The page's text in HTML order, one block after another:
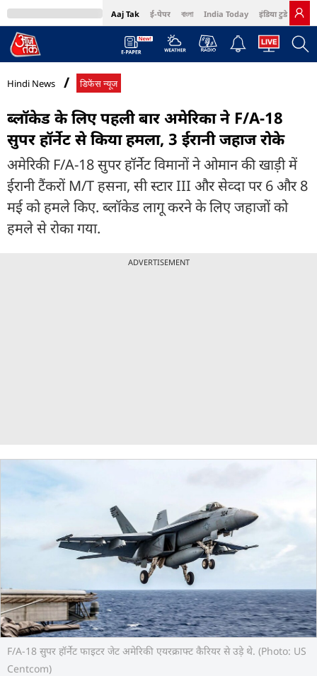
Aaj Tak ई-पेपर বাংলা India Today इंडिया टुडे हिंदी
MumbaiTak Cosmopolitan Harper's Bazaar Northeast
Hindi News डिफेंस न्यूज
ब्लॉकेड के लिए पहली बार अमेरिका ने F/A-18
सुपर हॉर्नेट से किया हमला, 3 ईरानी जहाज रोके
अमेरिकी F/A-18 सुपर हॉर्नेट विमानों ने ओमान की खाड़ी में
ईरानी टैंकरों M/T हसना, सी स्टार III और सेव्दा पर 6 और 8
मई को हमले किए. ब्लॉकेड लागू करने के लिए जहाजों को
हमले से रोका गया.
ADVERTISEMENT
F/A-18 सुपर हॉर्नेट फाइटर जेट अमेरिकी एयरक्राफ्ट कैरियर से उड़े थे. (Photo: US
Centcom)